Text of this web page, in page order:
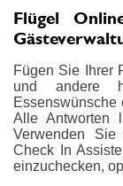
Flügel
Fügen Sie Ihrer
und andere
Essenswünsche
Alle Antworten
Verwenden
Check In
einzuchecken,